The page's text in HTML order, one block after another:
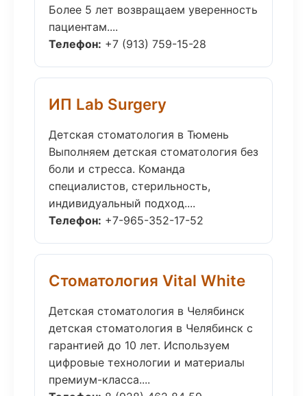
Более 5 лет возвращаем уверенность
пациентам....
Телефон: +7 (913) 759-15-28
ИП Lab Surgery
Детская стоматология в Тюмень
Выполняем детская стоматология без
боли и стресса. Команда
специалистов, стерильность,
индивидуальный подход....
Телефон: +7-965-352-17-52
Стоматология Vital White
Детская стоматология в Челябинск
детская стоматология в Челябинск с
гарантией до 10 лет. Используем
цифровые технологии и материалы
премиум-класса....